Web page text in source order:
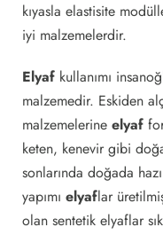
kıyasla elastisite
iyi malzemelerdir.
Elyaf kullanımı
malzemedir. Eskiden
malzemelerineelyaf
keten, kenevir gibi
sonlarında doğada
yapımıelyaflar
olan sentetik elyaflar